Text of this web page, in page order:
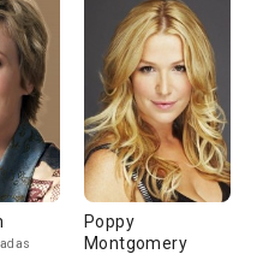
Poppy
Montgomery